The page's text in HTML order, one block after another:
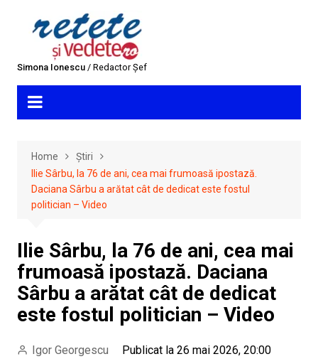
Simona Ionescu/ Redactor Șef
Home
Știri
Ilie Sârbu, la 76 de ani, cea mai frumoasă ipostază.
Daciana Sârbu a arătat cât de dedicat este fostul
politician – Video
Ilie Sârbu, la 76 de ani, cea mai
frumoasă ipostază. Daciana
Sârbu a arătat cât de dedicat
este fostul politician – Video
Igor Georgescu Publicat la 26 mai 2026, 20:00